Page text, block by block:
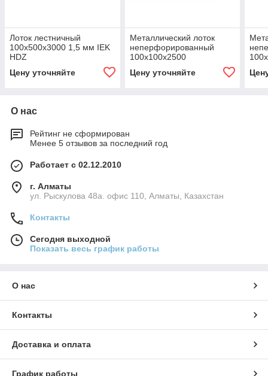
Лоток лестничный
100х500х3000 1,5 мм IEK
HDZ
Цену уточняйте
Металлический лоток
неперфорированный
100х100х2500
Цену уточняйте
О нас
Рейтинг не сформирован
Менее 5 отзывов за последний год
Работает с 02.12.2010
г. Алматы
ул. Рыскулова 48а. офис 110, Алматы, Казахстан
Контакты
Сегодня выходной
Показать весь график работы
О нас
Контакты
Доставка и оплата
График работы